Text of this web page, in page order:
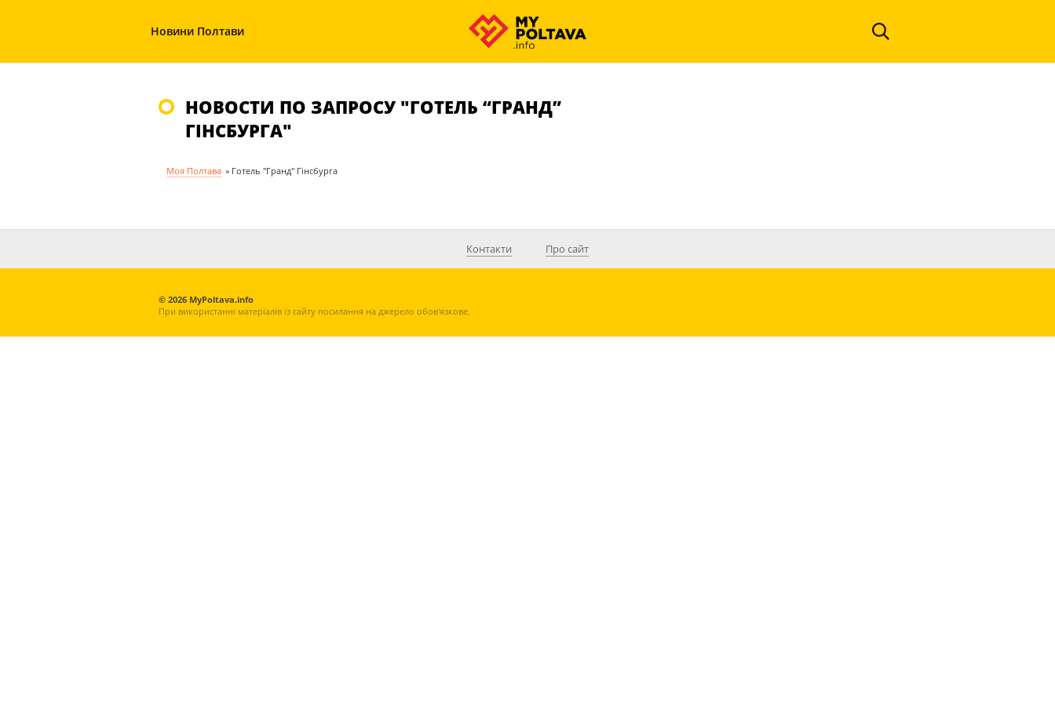
Новини Полтави
НОВОСТИ ПО ЗАПРОСУ "ГОТЕЛЬ “ГРАНД”
ГІНСБУРГА"
Моя Полтава » Готель "Гранд" Гінсбурга
Контакти Про сайт
© 2026 MyPoltava.info
При використанні матеріалів із сайту посилання на джерело обов'язкове.